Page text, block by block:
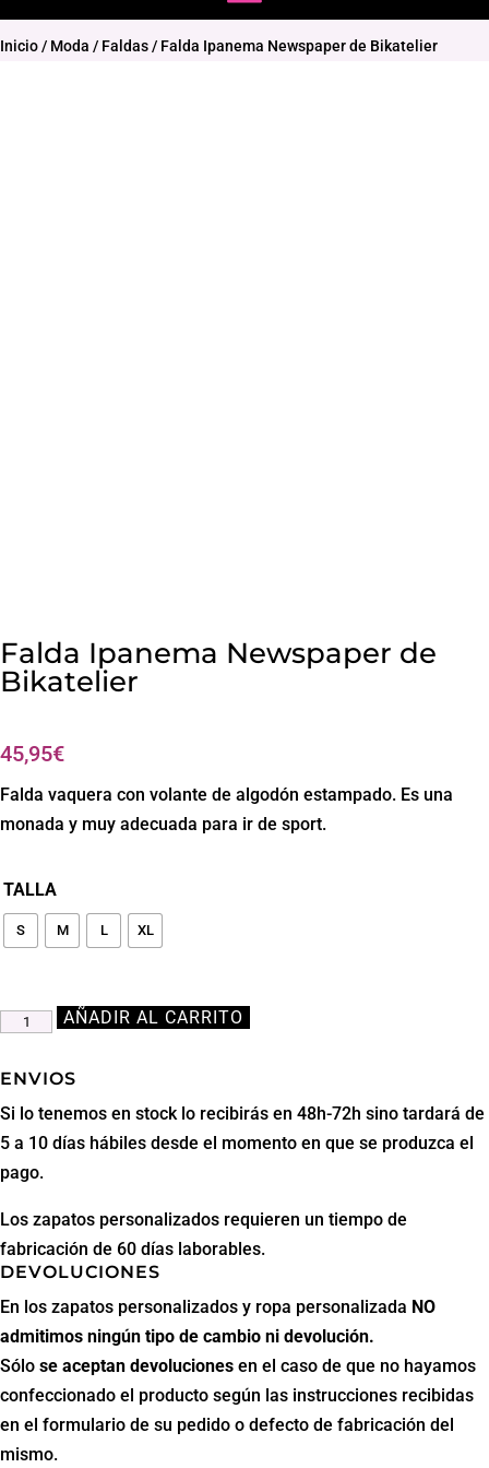
Inicio/ Moda / Faldas/ Falda Ipanema Newspaper de Bikatelier
Falda Ipanema Newspaper de
Bikatelier
45,95€
Falda vaquera con volante de algodón estampado. Es una
monada y muy adecuada para ir de sport.
TALLA
S M L XL
Falda
Newspaper
de
Bikatelier
cantidad
AÑADIR AL CARRITO
ENVIOS
Si lo tenemos en stock lo recibirás en 48h-72h sino tardará de
5 a 10 días hábiles desde el momento en que se produzca el
pago.
Los zapatos personalizados requieren un tiempo de
fabricación de 60 días laborables.
DEVOLUCIONES
En los zapatos personalizados y ropa personalizada NO
admitimos ningún tipo de cambio ni devolución.
Sólo se aceptan devoluciones en el caso de que no hayamos
confeccionado el producto según las instrucciones recibidas
en el formulario de su pedido o defecto de fabricación del
mismo.